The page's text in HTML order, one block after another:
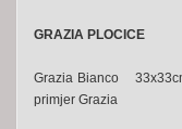
GRAZIA PLOCICE
Grazia Bianco
primjer Grazia